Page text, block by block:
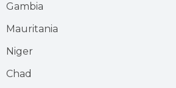
Gambia
Mauritania
Niger
Chad